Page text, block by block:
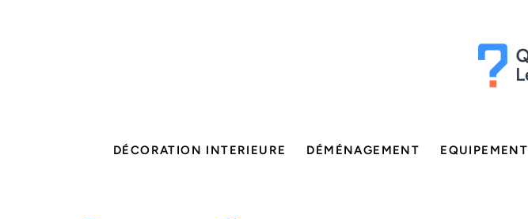
DÉCORATION INTERIEURE DÉMÉNAGEMENT EQUIPEMENT